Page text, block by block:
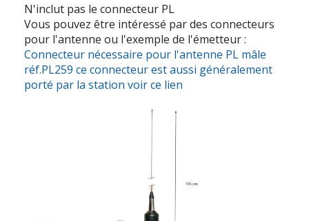
N'inclut pas le connecteur PL
Vous pouvez être intéressé par des connecteurs
pour l'antenne ou l'exemple de l'émetteur :
Connecteur nécessaire pour l'antenne PL mâle
réf.PL259 ce connecteur est aussi généralement
porté par la station voir ce lien